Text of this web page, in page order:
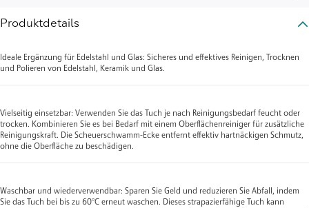
Produktdetails
Ideale Ergänzung für Edelstahl und Glas: Sicheres und effektives Reinigen, Trocknen
und Polieren von Edelstahl, Keramik und Glas.
Vielseitig einsetzbar: Verwenden Sie das Tuch je nach Reinigungsbedarf feucht oder
trocken. Kombinieren Sie es bei Bedarf mit einem Oberflächenreiniger für zusätzliche
Reinigungskraft. Die Scheuerschwamm-Ecke entfernt effektiv hartnäckigen Schmutz,
ohne die Oberfläche zu beschädigen.
Waschbar und wiederverwendbar: Sparen Sie Geld und reduzieren Sie Abfall, indem
Sie das Tuch bei bis zu 60°C erneut waschen. Dieses strapazierfähige Tuch kann